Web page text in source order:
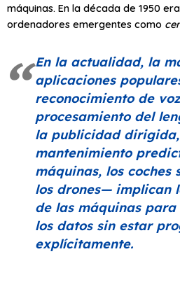
máquinas. En la década de 1950
ordenadores emergentes como
En la actualidad, la
aplicaciones
reconocimiento de
procesamiento del
la publicidad
mantenimiento
máquinas, los coches
los drones— implican
de las máquinas
los datos sin estar
explícitamente.